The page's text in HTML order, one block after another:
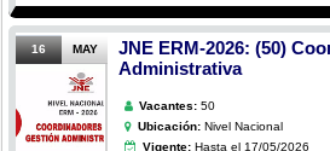
16 MAY
JNE ERM-2026: (50)
Administrativa
Vacantes: 50
Ubicación: Nivel Nacional
Vigente: Hasta el 17/05/2026